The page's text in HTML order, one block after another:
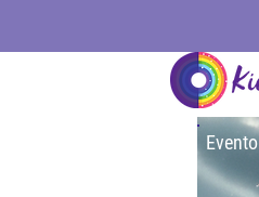
Evento